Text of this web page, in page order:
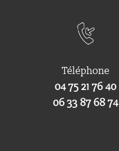
Téléphone
0475 21 7640
06 33 87 68 74